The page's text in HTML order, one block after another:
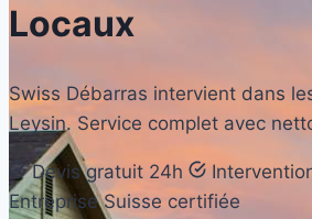
Locaux
Swiss Débarras intervient dans
Leysin. Service complet avec
Devis gratuit 24h
Entreprise Suisse certifiée